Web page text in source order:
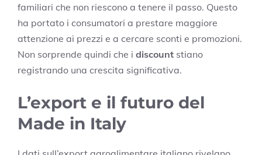
familiari che non riescono a tenere il passo. Questo
ha portato i consumatori a prestare maggiore
attenzione ai prezzi e a cercare sconti e promozioni.
Non sorprende quindi che i discount stiano
registrando una crescita significativa.
L’export e il futuro del
Made in Italy